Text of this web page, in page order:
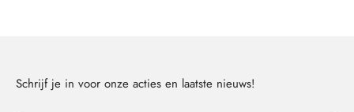
Schrijf je in voor onze acties en laatste nieuws!